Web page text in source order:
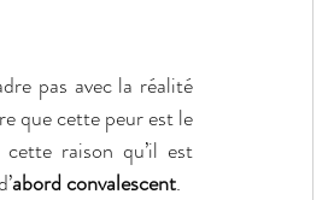
pas avec la réalité
que cette peur est le
raison qu’il est
abord convalescent.